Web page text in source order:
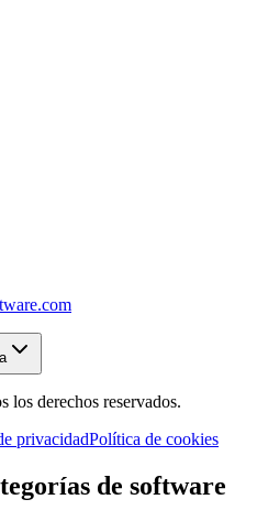
los derechos reservados.
privacidadPolítica de cookies
de software